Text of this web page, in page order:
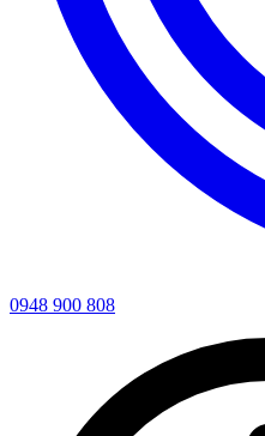
0948 900 808